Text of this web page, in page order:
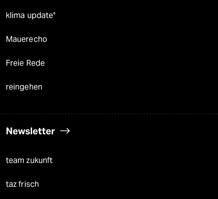
klima update°
Mauerecho
Freie Rede
reingehen
Newsletter
team zukunft
taz frisch